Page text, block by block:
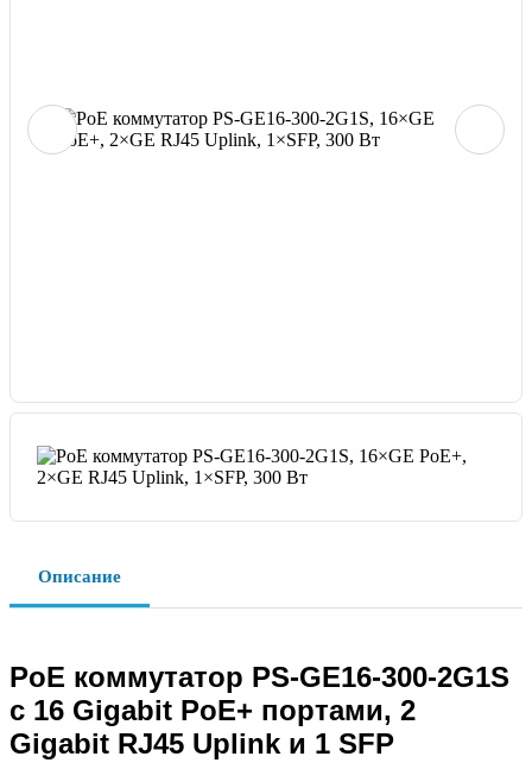
Описание
PoE коммутатор PS-GE16-300-2G1S
с 16 Gigabit PoE+ портами, 2
Gigabit RJ45 Uplink и 1 SFP